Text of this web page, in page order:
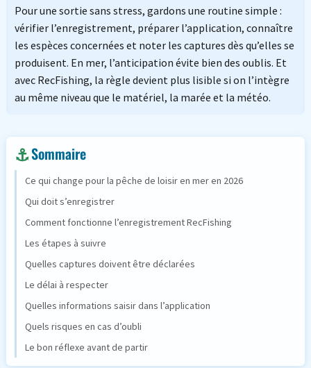
Pour une sortie sans stress, gardons une routine simple :
vérifier l’enregistrement, préparer l’application, connaître
les espèces concernées et noter les captures dès qu’elles se
produisent. En mer, l’anticipation évite bien des oublis. Et
avec RecFishing, la règle devient plus lisible si on l’intègre
au même niveau que le matériel, la marée et la météo.
Sommaire
Ce qui change pour la pêche de loisir en mer en 2026
Qui doit s’enregistrer
Comment fonctionne l’enregistrement RecFishing
Les étapes à suivre
Quelles captures doivent être déclarées
Le délai à respecter
Quelles informations saisir dans l’application
Quels risques en cas d’oubli
Le bon réflexe avant de partir